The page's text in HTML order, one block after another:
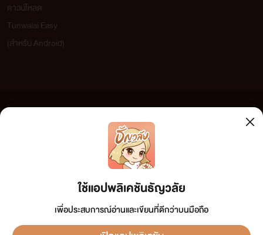
ใช้แอปพลิเคชันธัญวลัย
เพื่อประสบการณ์อ่านและเขียนที่ดีกว่าบนมือถือ
ดาวน์โหลด
Tunwalai Easy
(สำหรับ Android)
เว็บไซต์แห่งนี้ไม่ได้เห็นด้วยและไม่ขอรับผิดชอบต่อข้อความใดๆ ทั้งสิ้น ดังนั้นผู้อ่านทุกท่านโปรดใช้
วิจารณญาณในการกลั่นกรองด้วยตนเอง และหากท่านพบข้อความใดๆ ที่ขัดต่อกฎหมายและศีลธรรม
กรุณาแจ้งมาที่ tunwalai@ookbee.com เพื่อทีมงานจะได้ดำเนินการในทันที ทั้งนี้ ทางเว็บไซต์ขอสงวน
ลิขสิทธิ์ตามพระราชบัญญัติลิขสิทธิ์ (ฉบับเพิ่มเติม) พ.ศ.2558